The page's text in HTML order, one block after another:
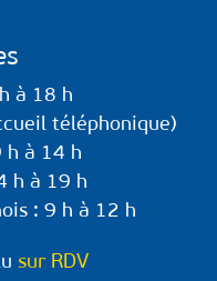
à 18 h
téléphonique)
h à 14 h
h à 19 h
: 9 h à 12 h
sur RDV